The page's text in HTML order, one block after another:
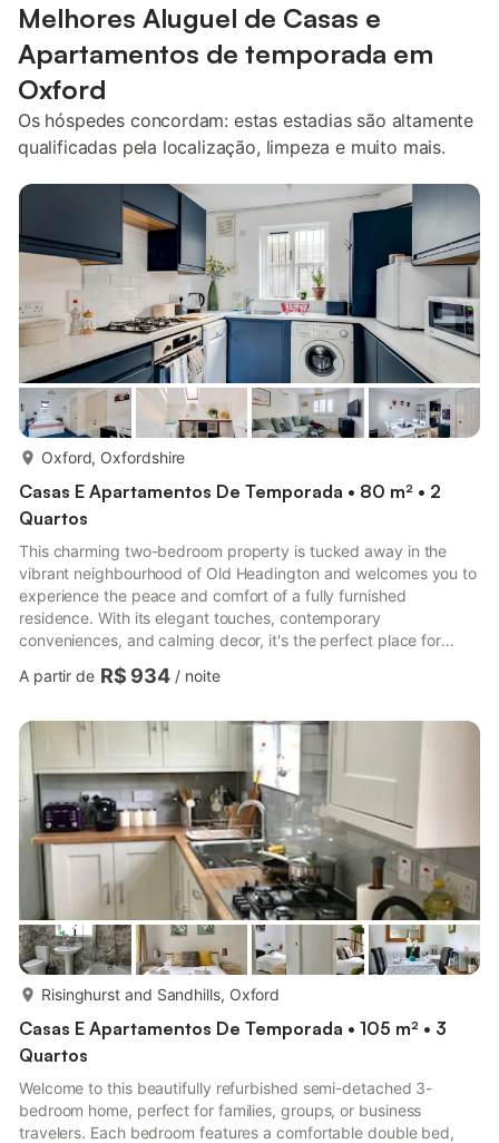
Melhores Aluguel de Casas e
Apartamentos de temporada em
Oxford
Os hóspedes concordam: estas estadias são altamente
qualificadas pela localização, limpeza e muito mais.
Oxford, Oxfordshire
Casas E Apartamentos De Temporada • 80 m² • 2
Quartos
This charming two-bedroom property is tucked away in the
vibrant neighbourhood of Old Headington and welcomes you to
experience the peace and comfort of a fully furnished
residence. With its elegant touches, contemporary
conveniences, and calming decor, it's the perfect place for
people looking for a quiet getaway that's still close to Oxford's
historic charm. The cosy living area welcomes you with a
exploring. The wooden blinds let in plenty of natural light, which
makes the space feel cozy and inviting. This area is meant to
be used...
A partir de R$ 934 / noite
Risinghurst and Sandhills, Oxford
Casas E Apartamentos De Temporada • 105 m² • 3
Quartos
Welcome to this beautifully refurbished semi-detached 3-
bedroom home, perfect for families, groups, or business
travelers. Each bedroom features a comfortable double bed,